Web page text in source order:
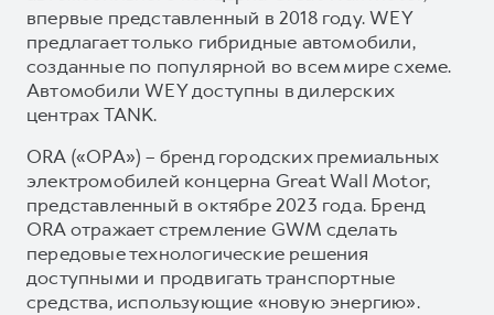
впервые представленный в 2018 году. WEY
предлагает только гибридные автомобили,
созданные по популярной во всем мире схеме.
Автомобили WEY доступны в дилерских
центрах TANK.
ORA («ОРА») – бренд городских премиальных
электромобилей концерна Great Wall Motor,
представленный в октябре 2023 года. Бренд
ORA отражает стремление GWM сделать
передовые технологические решения
доступными и продвигать транспортные
средства, использующие «новую энергию».